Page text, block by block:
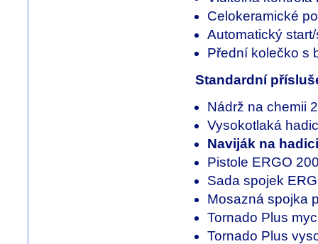
Celokeramické
Automatický
Přední kolečko s
Standardní
Nádrž na chemii
Vysokotlaká
Naviják na hadici
Pistole ERGO
Sada spojek
Mosazná spojka
Tornado Plus
Tornado Plus